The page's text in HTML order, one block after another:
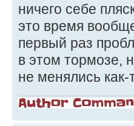
ничего себе
это время
первый раз
в этом тормозе,
не менялись